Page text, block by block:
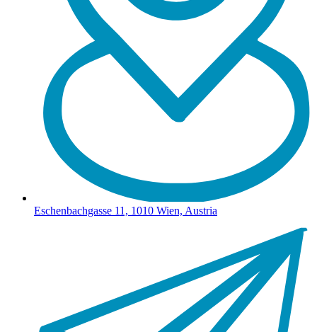
Eschenbachgasse 11, 1010 Wien, Austria